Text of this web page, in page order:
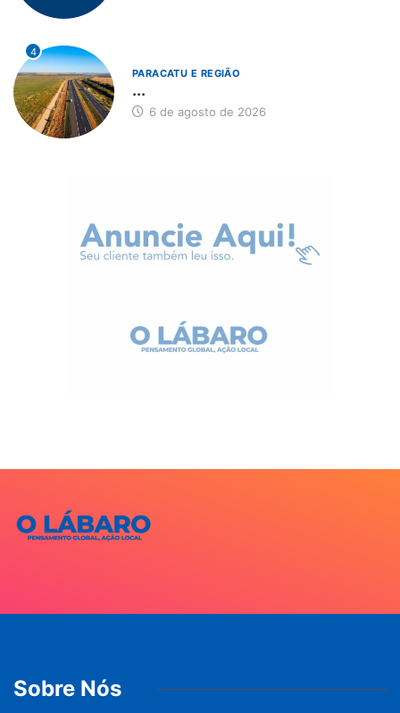
4
PARACATU E REGIÃO
...
6 de agosto de 2026
Sobre Nós